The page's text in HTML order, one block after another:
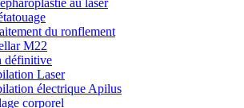
au laser
du ronflement
M22
définitive
Laser
électrique Apilus
corporel